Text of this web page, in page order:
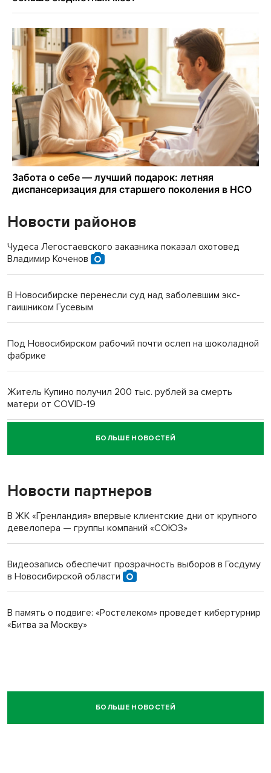
Новости районов
Чудеса Легостаевского заказника показал охотовед
Владимир Коченов
В Новосибирске перенесли суд над заболевшим экс-
гаишником Гусевым
Под Новосибирском рабочий почти ослеп на шоколадной
фабрике
Житель Купино получил 200 тыс. рублей за смерть
матери от COVID-19
Новосибирский суд наказал водителя за смерть
пенсионерки на вокзале
БОЛЬШЕ НОВОСТЕЙ
Новости партнеров
В ЖК «Гренландия» впервые клиентские дни от крупного
девелопера — группы компаний «СОЮЗ»
Видеозапись обеспечит прозрачность выборов в Госдуму
в Новосибирской области
В память о подвиге: «Ростелеком» проведет кибертурнир
«Битва за Москву»
БОЛЬШЕ НОВОСТЕЙ